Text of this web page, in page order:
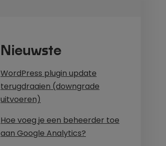
Nieuwste
WordPress plugin update
terugdraaien (downgrade
uitvoeren)
Hoe voeg je een beheerder toe
aan Google Analytics?